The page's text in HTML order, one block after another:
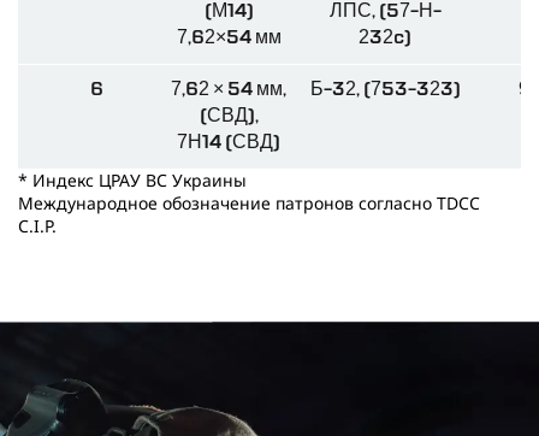
(М14)
7,62×54 мм
ЛПС, (57-H-
232c)
6
7,62 × 54 мм,
(СВД),
7Н14 (СВД)
Б-32, (753-323)
* Индекс ЦРАУ ВС Украины
Международное обозначение патронов согласно TDCC
C.I.P.